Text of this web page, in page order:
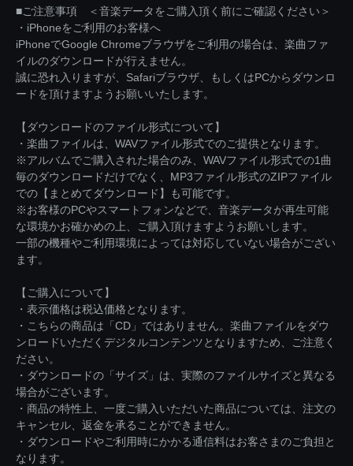
■ご注意事項 ＜音楽データをご購入頂く前にご確認ください＞
・iPhoneをご利用のお客様へ
iPhoneでGoogle Chromeブラウザをご利用の場合は、楽曲ファ
イルのダウンロードが行えません。
誠に恐れ入りますが、Safariブラウザ、もしくはPCからダウンロ
ードを頂けますようお願いいたします。
【ダウンロードのファイル形式について】
・楽曲ファイルは、WAVファイル形式でのご提供となります。
※アルバムでご購入された場合のみ、WAVファイル形式での1曲
毎のダウンロードだけでなく、MP3ファイル形式のZIPファイル
での【まとめてダウンロード】も可能です。
※お客様のPCやスマートフォンなどで、音楽データが再生可能
な環境かお確かめの上、ご購入頂けますようお願いします。
一部の機種やご利用環境によっては対応していない場合がござい
ます。
【ご購入について】
・表示価格は税込価格となります。
・こちらの商品は「CD」ではありません。楽曲ファイルをダウ
ンロードいただくデジタルコンテンツとなりますため、ご注意く
ださい。
・ダウンロードの「サイズ」は、実際のファイルサイズと異なる
場合がございます。
・商品の特性上、一度ご購入いただいた商品については、注文の
キャンセル、返金を承ることができません。
・ダウンロードやご利用時にかかる通信料はお客さまのご負担と
なります。